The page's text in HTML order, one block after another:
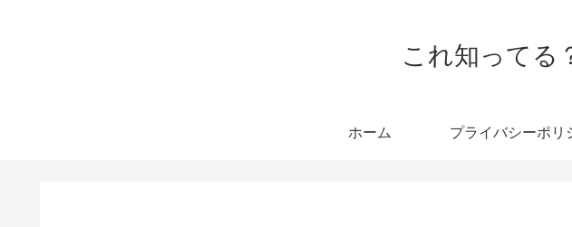
これ知ってる
ホーム